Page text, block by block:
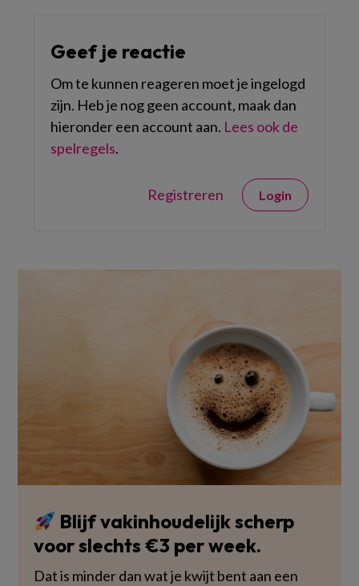
Geef je reactie
Om te kunnen reageren moet je ingelogd
zijn. Heb je nog geen account, maak dan
hieronder een account aan. Lees ook de
spelregels.
Registreren Login
Blijf vakinhoudelijk scherp
voor slechts €3 per week.
Dat is minder dan wat je kwijt bent aan een